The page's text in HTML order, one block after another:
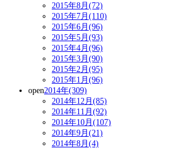
2015年8月(72)
2015年7月(110)
2015年6月(96)
2015年5月(93)
2015年4月(96)
2015年3月(90)
2015年2月(95)
2015年1月(96)
open2014年(309)
2014年12月(85)
2014年11月(92)
2014年10月(107)
2014年9月(21)
2014年8月(4)